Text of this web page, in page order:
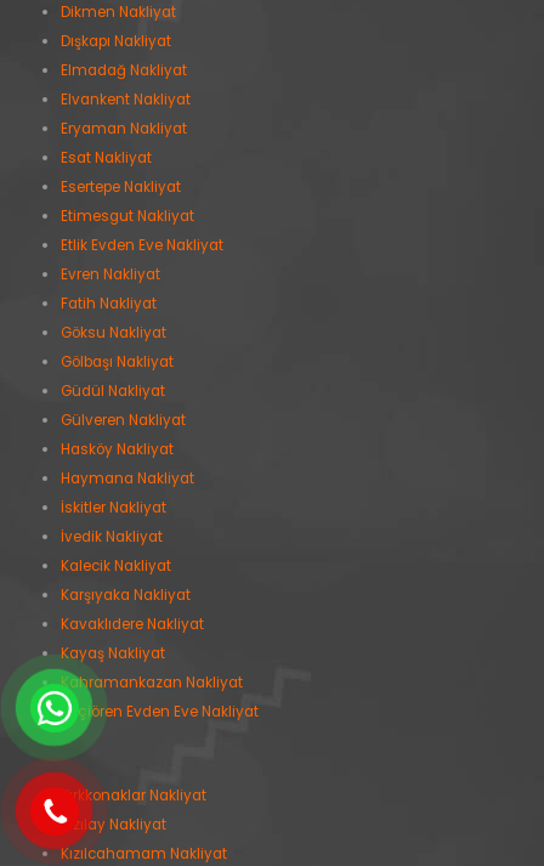
Dikmen Nakliyat
Dışkapı Nakliyat
Elmadağ Nakliyat
Elvankent Nakliyat
Eryaman Nakliyat
Esat Nakliyat
Esertepe Nakliyat
Etimesgut Nakliyat
Etlik Evden Eve Nakliyat
Evren Nakliyat
Fatih Nakliyat
Göksu Nakliyat
Gölbaşı Nakliyat
Güdül Nakliyat
Gülveren Nakliyat
Hasköy Nakliyat
Haymana Nakliyat
İskitler Nakliyat
İvedik Nakliyat
Kalecik Nakliyat
Karşıyaka Nakliyat
Kavaklıdere Nakliyat
Kayaş Nakliyat
Kahramankazan Nakliyat
Keçiören Evden Eve Nakliyat
Kırkkonaklar Nakliyat
Kızılay Nakliyat
Kızılcahamam Nakliyat